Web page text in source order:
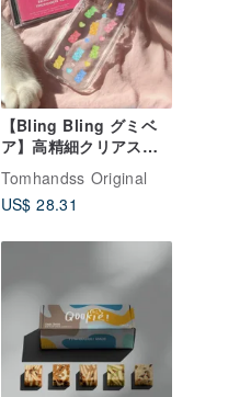
【Bling Bling グミベ
ア】高精細クリアスマ
Tomhandss Original
US$ 28.31